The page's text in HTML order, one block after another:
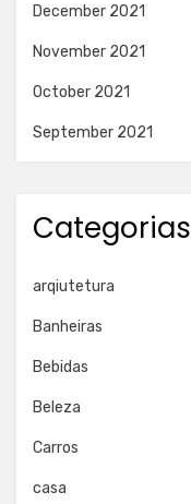
December 2021
November 2021
October 2021
September 2021
Categorias
arqiutetura
Banheiras
Bebidas
Beleza
Carros
casa